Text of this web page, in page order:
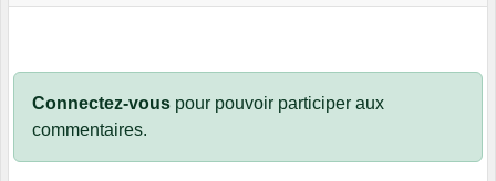
Connectez-vous pour pouvoir participer aux
commentaires.